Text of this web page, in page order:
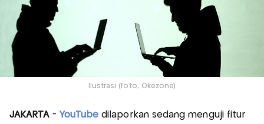
Ilustrasi (foto; Okezone)
JAKARTA- YouTube dilaporkan sedang menguji fitur